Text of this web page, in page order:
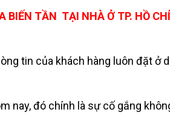
BIẾN TẦN TẠI NHÀ Ở TP. HỒ
tin của khách hàng luôn đặt ở
nay, đó chính là sự cố gắng